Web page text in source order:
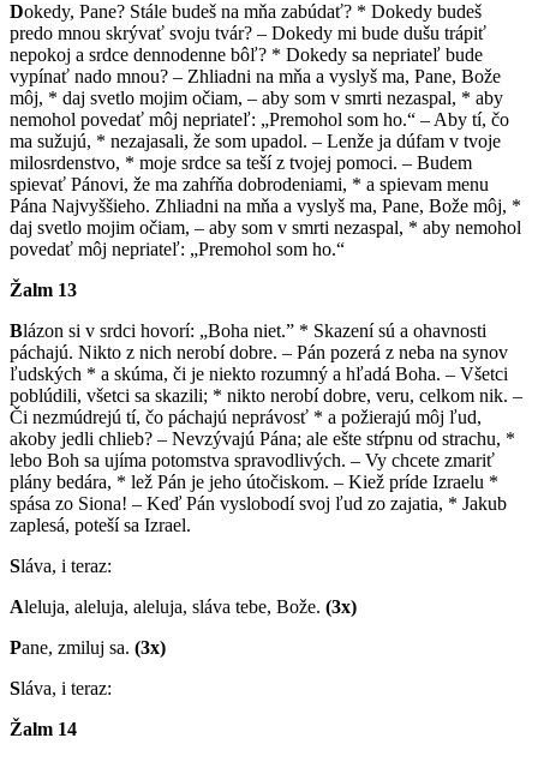
Dokedy, Pane? Stále budeš na mňa zabúdať? * Dokedy budeš
predo mnou skrývať svoju tvár? – Dokedy mi bude dušu trápiť
nepokoj a srdce dennodenne bôľ? * Dokedy sa nepriateľ bude
vypínať nado mnou? – Zhliadni na mňa a vyslyš ma, Pane, Bože
môj, * daj svetlo mojim očiam, – aby som v smrti nezaspal, * aby
nemohol povedať môj nepriateľ: „Premohol som ho.“ – Aby tí, čo
ma sužujú, * nezajasali, že som upadol. – Lenže ja dúfam v tvoje
milosrdenstvo, * moje srdce sa teší z tvojej pomoci. – Budem
spievať Pánovi, že ma zahŕňa dobrodeniami, * a spievam menu
Pána Najvyššieho. Zhliadni na mňa a vyslyš ma, Pane, Bože môj, *
daj svetlo mojim očiam, – aby som v smrti nezaspal, * aby nemohol
povedať môj nepriateľ: „Premohol som ho.“
Žalm 13
Blázon si v srdci hovorí: „Boha niet.” * Skazení sú a ohavnosti
páchajú. Nikto z nich nerobí dobre. – Pán pozerá z neba na synov
ľudských * a skúma, či je niekto rozumný a hľadá Boha. – Všetci
poblúdili, všetci sa skazili; * nikto nerobí dobre, veru, celkom nik. –
Či nezmúdrejú tí, čo páchajú neprávosť * a požierajú môj ľud,
akoby jedli chlieb? – Nevzývajú Pána; ale ešte stŕpnu od strachu, *
lebo Boh sa ujíma potomstva spravodlivých. – Vy chcete zmariť
plány bedára, * lež Pán je jeho útočiskom. – Kiež príde Izraelu *
spása zo Siona! – Keď Pán vyslobodí svoj ľud zo zajatia, * Jakub
zaplesá, poteší sa Izrael.
Sláva, i teraz:
Aleluja, aleluja, aleluja, sláva tebe, Bože. (3x)
Pane, zmiluj sa. (3x)
Sláva, i teraz:
Žalm 14